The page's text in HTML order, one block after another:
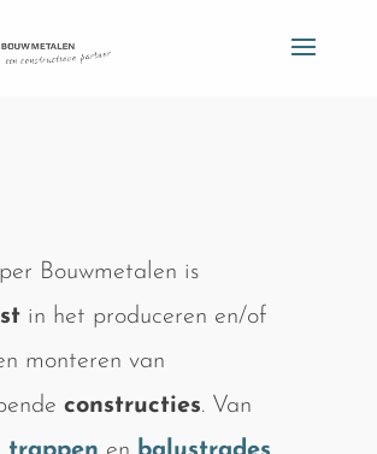
Bouwmetalen is
in het produceren en/of
monteren van
constructies. Van